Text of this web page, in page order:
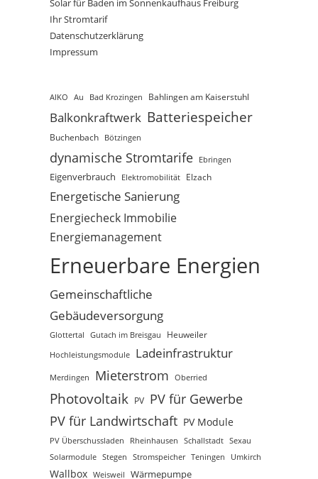
Solar für Baden im Sonnenkaufhaus Freiburg
Ihr Stromtarif
Datenschutzerklärung
Impressum
AIKO Au Bad Krozingen Bahlingen am Kaiserstuhl
Balkonkraftwerk Batteriespeicher
Buchenbach Bötzingen
dynamische Stromtarife Ebringen
Eigenverbrauch Elektromobilität Elzach
Energetische Sanierung
Energiecheck Immobilie
Energiemanagement
Erneuerbare Energien
Gemeinschaftliche
Gebäudeversorgung
Glottertal Gutach im Breisgau
Heuweiler
Hochleistungsmodule Ladeinfrastruktur
Merdingen Mieterstrom Oberried
Photovoltaik PV PV für Gewerbe
PV für Landwirtschaft PV Module
PV Überschussladen Rheinhausen Schallstadt Sexau
Solarmodule Stegen Stromspeicher Teningen Umkirch
Wallbox Weisweil Wärmepumpe